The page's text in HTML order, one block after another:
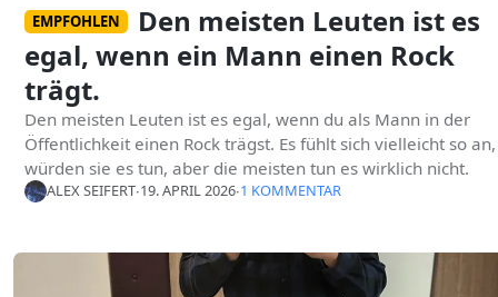
EMPFOHLEN
Den meisten Leuten ist es
egal, wenn ein Mann einen Rock
trägt.
Den meisten Leuten ist es egal, wenn du als Mann in der
Öffentlichkeit einen Rock trägst. Es fühlt sich vielleicht so
würden sie es tun, aber die meisten tun es wirklich nicht.
ALEX SEIFERT∙19. APRIL 2026∙1 KOMMENTAR